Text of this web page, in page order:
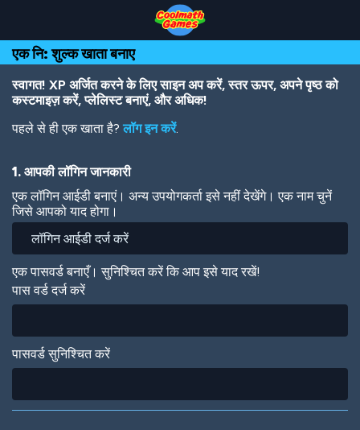
Top
of
Page
Navigation
Main
Content
Footer
main
content
एक नि: शुल्क खाता बनाए
स्वागत! XP अर्जित करने के लिए साइन अप करें, स्तर ऊपर, अपने पृष्ठ को
कस्टमाइज़ करें, प्लेलिस्ट बनाएं, और अधिक!
पहले से ही एक खाता है?लॉग इन करें.
1. आपकी लॉगिन जानकारी
एक लॉगिन आईडी बनाएं। अन्य उपयोगकर्ता इसे नहीं देखेंगे। एक नाम चुनें
जिसे आपको याद होगा।
एक पासवर्ड बनाएँ। सुनिश्चित करें कि आप इसे याद रखें!
पास वर्ड दर्ज करें
पासवर्ड सुनिश्चित करें